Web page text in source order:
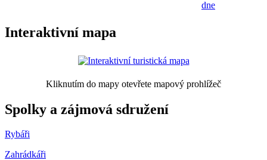
dne
Interaktivní mapa
Kliknutím do mapy otevřete mapový prohlížeč
Spolky a zájmová sdružení
Rybáři
Zahrádkáři